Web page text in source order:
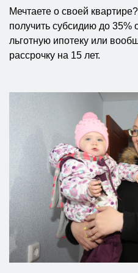
Мечтаете о своей
получить субсидию до 35%
льготную ипотеку или
рассрочку на 15 лет.